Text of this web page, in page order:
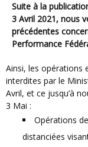
Suite à la publication du décret 2020-1310, dans sa version du
3 Avril 2021, nous
précédentes
Performance
Ainsi, les opérations et activités ci-dessous sont désormais
interdites par le
Avril, et ce jusqu’à
3 Mai :
Opérations
distanciées